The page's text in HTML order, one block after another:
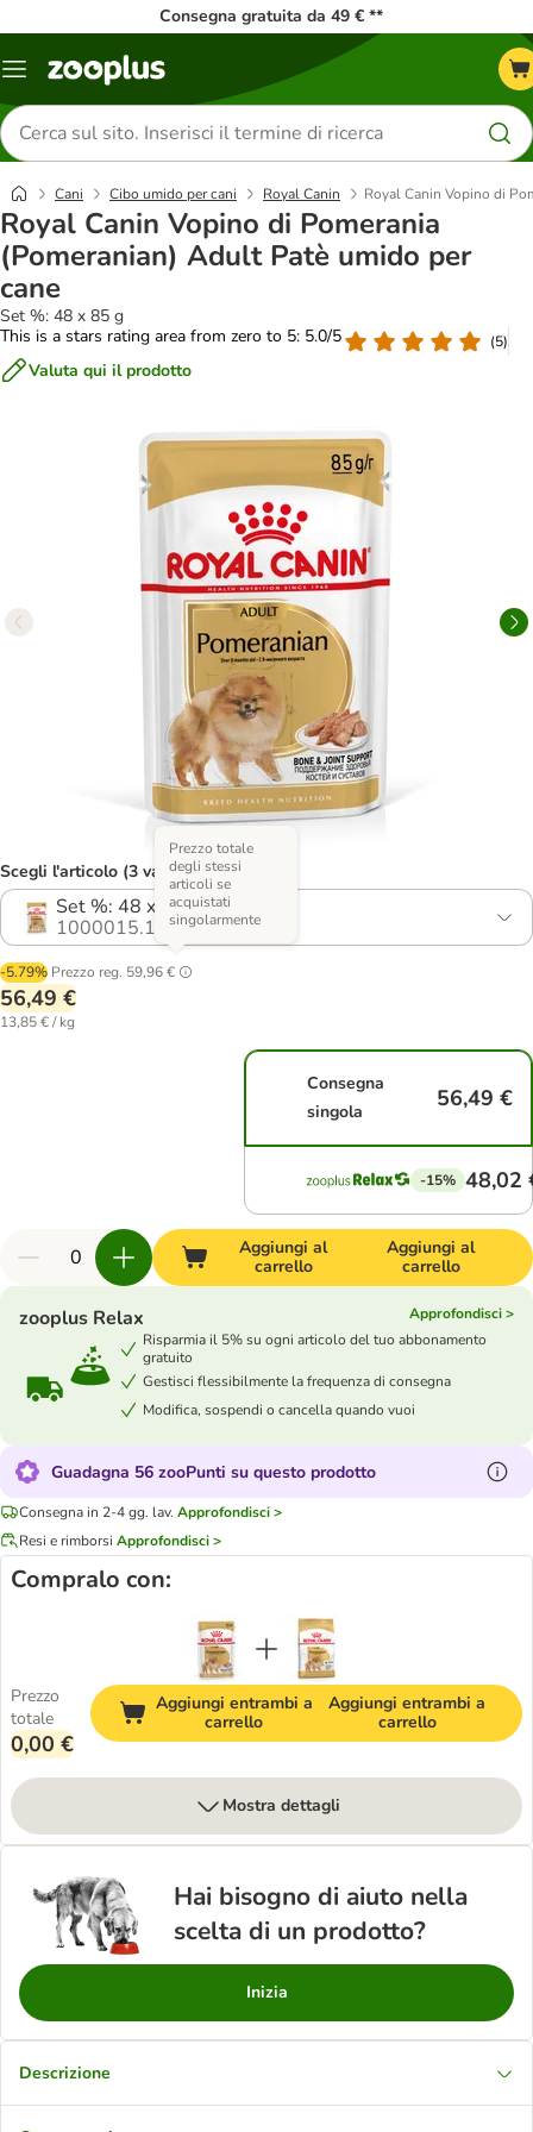
Consegna gratuita da 49 € **
Overview
Cerca
prodotti
Cani Cibo umido per cani Royal Canin Royal Canin Vopino di
Royal Canin Vopino di Pomerania
(Pomeranian) Adult Patè umido per
cane
Set %: 48 x 85 g
This is a stars rating area from zero to 5: 5.0/5
(5)
Valuta qui il prodotto
Scegli l'articolo (3 varianti)
Set %: 48 x 85 g
1000015.1
-5.79% Prezzo reg. 59,96 €
Prezzo totale
degli stessi
articoli se
acquistati
singolarmente
56,49 €
13,85 € / kg
Consegna
singola
56,49 €
-15% 48,02
Aggiungi al
carrello
Aggiungi al
carrello
zooplus Relax
Approfondisci >
Risparmia il 5% su ogni articolo del tuo abbonamento
gratuito
Gestisci flessibilmente la frequenza di consegna
Modifica, sospendi o cancella quando vuoi
Guadagna 56 zooPunti su questo prodotto
Consegna in 2-4 gg. lav. Approfondisci >
Resi e rimborsi Approfondisci >
Compralo con:
Prezzo
totale
0,00 €
Aggiungi entrambi a
carrello
Aggiungi entrambi a
carrello
Mostra dettagli
Hai bisogno di aiuto nella
scelta di un prodotto?
Inizia
Descrizione